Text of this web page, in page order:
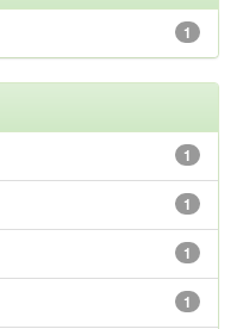
1
1
1
1
1